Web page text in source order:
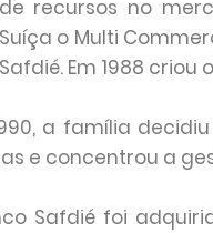
de recursos no
Suíça o Multi
Safdié. Em 1988 criou
a família
e concentrou a
Safdié foi